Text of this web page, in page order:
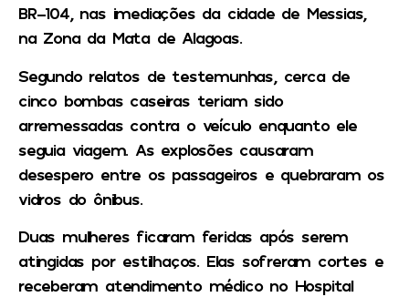
BR-104, nas imediações da cidade de Messias,
na Zona da Mata de Alagoas.
Segundo relatos de testemunhas, cerca de
cinco bombas caseiras teriam sido
arremessadas contra o veículo enquanto ele
seguia viagem. As explosões causaram
desespero entre os passageiros e quebraram os
vidros do ônibus.
Duas mulheres ficaram feridas após serem
atingidas por estilhaços. Elas sofreram cortes e
receberam atendimento médico no Hospital